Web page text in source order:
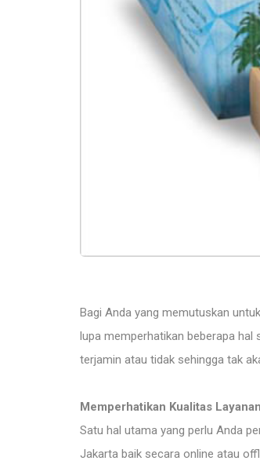
Bagi Anda yang memutuskan
lupa memperhatikan beberapa hal
terjamin atau tidak sehingga tak
Memperhatikan Kualitas
Satu hal utama yang perlu Anda
Jakarta baik secara online atau